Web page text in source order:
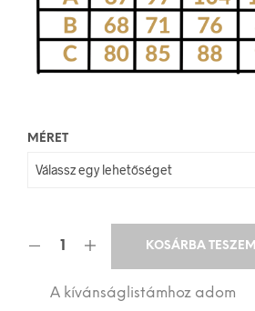
MÉRET
KOSÁRBA TESZEM
A kívánságlistámhoz adom